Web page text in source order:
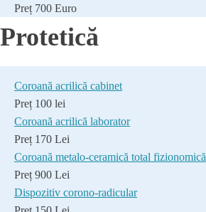
Preț 700 Euro
Protetică
Coroană acrilică cabinet
Preț 100 lei
Coroană acrilică laborator
Preț 170 Lei
Coroană metalo-ceramică total fizionomică
Preț 900 Lei
Dispozitiv corono-radicular